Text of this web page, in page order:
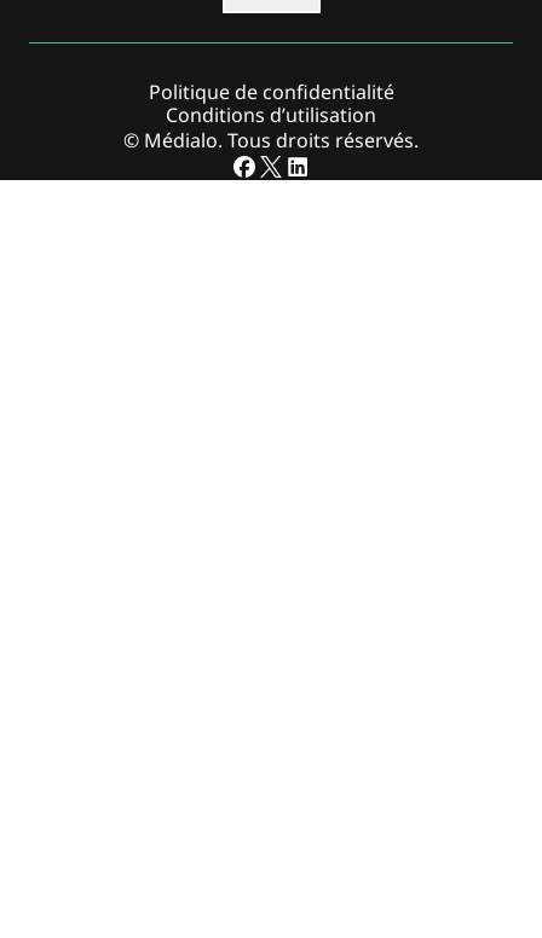
© Médialo. Tous droits réservés.
Politique de confidentialité
Conditions d’utilisation